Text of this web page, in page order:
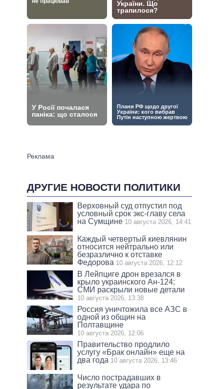
ДРУГИЕ НОВОСТИ ПОЛИТИКИ
Верховный суд отпустил под
условный срок экс-главу села
на Сумщине 10 августа 2026, 14:41
Каждый четвертый киевлянин
относится нейтрально или
безразлично к отставке
Федорова 10 августа 2026, 12:12
В Лейпциге дрон врезался в
крыло украинского Ан-124:
СМИ раскрыли новые детали
10 августа 2026, 13:38
Россия уничтожила все АЗС в
одной из общин на
Полтавщине
10 августа 2026, 12:06
Правительство продлило
услугу «Брак онлайн» еще на
два года 10 августа 2026, 13:46
Число пострадавших в
результате удара по